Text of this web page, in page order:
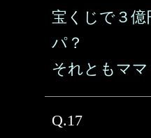
宝くじで３
パ？
それともママ
Q.17